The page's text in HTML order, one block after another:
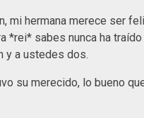
mi hermana merece ser
*rei* sabes nunca ha
y a ustedes dos.
su merecido, lo bueno